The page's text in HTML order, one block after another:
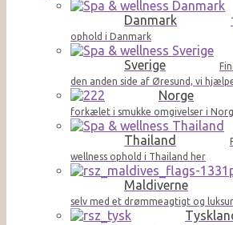
Danmark
ophold i Danmark
Sverige
den anden side af Øresund, vi
Norge
forkælet i smukke omgivelser i
Thailand
wellness ophold i Thailand her
Maldiverne
selv med et drømmeagtigt og